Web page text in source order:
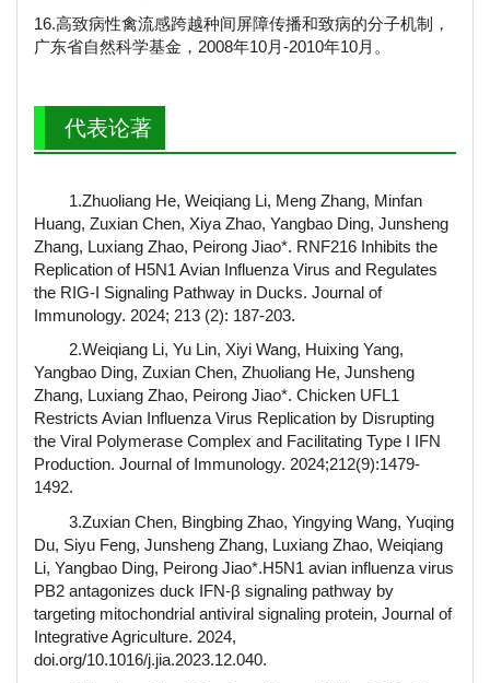
16.高致病性禽流感跨越种间屏障传播和致病的分子机制，
广东省自然科学基金，2008年10月-2010年10月。
代表论著
1.Zhuoliang He, Weiqiang Li, Meng Zhang, Minfan
Huang, Zuxian Chen, Xiya Zhao, Yangbao Ding, Junsheng
Zhang, Luxiang Zhao, Peirong Jiao*. RNF216 Inhibits the
Replication of H5N1 Avian Influenza Virus and Regulates
the RIG-I Signaling Pathway in Ducks. Journal of
Immunology. 2024; 213 (2): 187-203.
2.Weiqiang Li, Yu Lin, Xiyi Wang, Huixing Yang,
Yangbao Ding, Zuxian Chen, Zhuoliang He, Junsheng
Zhang, Luxiang Zhao, Peirong Jiao*. Chicken UFL1
Restricts Avian Influenza Virus Replication by Disrupting
the Viral Polymerase Complex and Facilitating Type I IFN
Production. Journal of Immunology. 2024;212(9):1479-
1492.
3.Zuxian Chen, Bingbing Zhao, Yingying Wang, Yuqing
Du, Siyu Feng, Junsheng Zhang, Luxiang Zhao, Weiqiang
Li, Yangbao Ding, Peirong Jiao*.H5N1 avian influenza virus
PB2 antagonizes duck IFN-β signaling pathway by
targeting mitochondrial antiviral signaling protein, Journal of
Integrative Agriculture. 2024,
doi.org/10.1016/j.jia.2023.12.040.